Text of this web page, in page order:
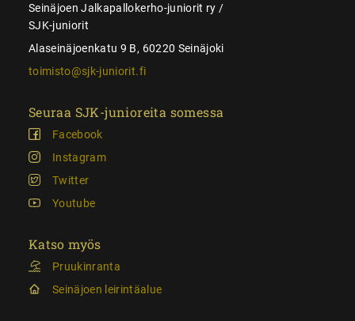
Seinäjoen Jalkapallokerho-juniorit ry /
SJK-juniorit
Alaseinäjoenkatu 9 B, 60220 Seinäjoki
toimisto@sjk-juniorit.fi
Seuraa SJK-junioreita somessa
Facebook
Instagram
Twitter
Youtube
Katso myös
Pruukinranta
Seinäjoen leirintäalue